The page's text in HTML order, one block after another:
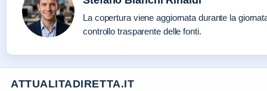
La copertura viene aggiornata durante la
controllo trasparente delle fonti.
ATTUALITADIRETTA.IT